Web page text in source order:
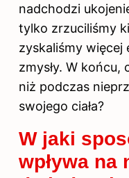
nadchodzi
tylko zrzuciliśmy
zyskaliśmy
zmysły. W końcu,
niż podczas
swojego ciała?
W jaki
wpływa na